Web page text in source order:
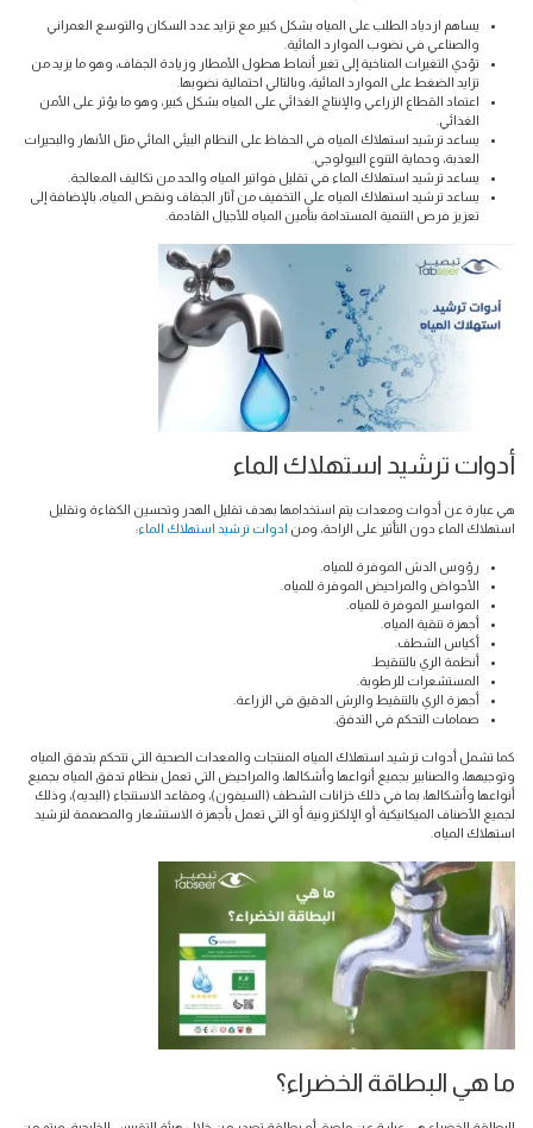
يساهم ازدياد الطلب على المياه بشكل كبير مع تزايد عدد السكان والتوسع العمراني
والصناعي في نضوب الموارد المائية.
تؤدي التغيرات المناخية إلى تغير أنماط هطول الأمطار وزيادة الجفاف، وهو ما يزيد من
تزايد الضغط على الموارد المائية، وبالتالي احتمالية نضوبها.
اعتماد القطاع الزراعي والإنتاج الغذائي على المياه بشكل كبير، وهو ما يؤثر على الأمن
الغذائي.
يساعد ترشيد استهلاك المياه في الحفاظ على النظام البيئي المائي مثل الأنهار والبحيرات
العذبة، وحماية التنوع البيولوجي.
يساعد ترشيد استهلاك الماء في تقليل فواتير المياه والحد من تكاليف المعالجة.
يساعد ترشيد استهلاك المياه على التخفيف من آثار الجفاف ونقص المياه، بالإضافة إلى
تعزيز فرص التنمية المستدامة بتأمين المياه للأجيال القادمة.
أدوات ترشيد استهلاك الماء
هي عبارة عن أدوات ومعدات يتم استخدامها بهدف تقليل الهدر وتحسين الكفاءة وتقليل
استهلاك الماء دون التأثير على الراحة، ومن ادوات ترشيد استهلاك الماء:
رؤوس الدش الموفرة للمياه.
الأحواض والمراحيض الموفرة للمياه.
المواسير الموفرة للمياه.
أجهزة تنقية المياه.
أكياس الشطف.
أنظمة الري بالتنقيط.
المستشعرات للرطوبة.
أجهزة الري بالتنقيط والرش الدقيق في الزراعة.
صمامات التحكم في التدفق.
كما تشمل أدوات ترشيد استهلاك المياه المنتجات والمعدات الصحية التي تتحكم بتدفق المياه
وتوجيهها، والصنابير بجميع أنواعها وأشكالها، والمراحيض التي تعمل بنظام تدفق المياه بجميع
أنواعها وأشكالها، بما في ذلك خزانات الشطف (السيفون)، ومقاعد الاستنجاء (البديه)، وذلك
لجميع الأصناف الميكانيكية أو الإلكترونية أو التي تعمل بأجهزة الاستشعار والمصممة لترشيد
استهلاك المياه.
ما هي البطاقة الخضراء؟